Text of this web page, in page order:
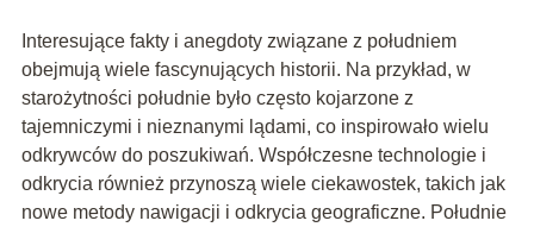
Interesujące fakty i anegdoty związane z południem
obejmują wiele fascynujących historii. Na przykład, w
starożytności południe było często kojarzone z
tajemniczymi i nieznanymi lądami, co inspirowało wielu
odkrywców do poszukiwań. Współczesne technologie i
odkrycia również przynoszą wiele ciekawostek, takich jak
nowe metody nawigacji i odkrycia geograficzne. Południe